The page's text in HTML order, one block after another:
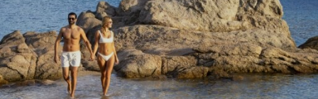
EMAIL* CODICE SCONTO